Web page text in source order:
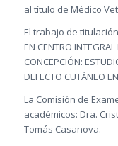
al título de Médico
El trabajo de
EN CENTRO
CONCEPCIÓN:
DEFECTO CUTÁNEO
La Comisión de
académicos: Dra.
Tomás Casanova.